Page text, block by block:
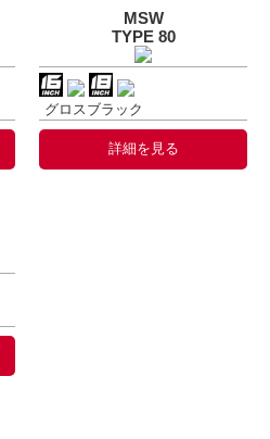
MSW
TYPE 80
グロスブラック
詳細を見る